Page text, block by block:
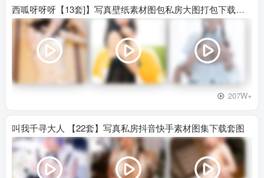
西呱呀呀呀【13套]】写真壁纸素材图包私房大图打包下载百度网盘
207W+
叫我千寻大人 【22套】写真私房抖音快手素材图集下载套图